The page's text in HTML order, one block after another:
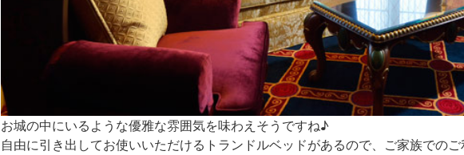
お城の中にいるような優雅な雰囲気を味わえそうですね♪
自由に引き出してお使いいただけるトランドルベッドがあるので、ご家族でのご